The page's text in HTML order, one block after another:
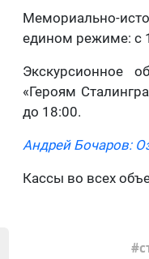
Мемориально-
едином режиме: с
Экскурсионное
«Героям
до 18:00.
Андрей Бочаров:
Кассы во всех